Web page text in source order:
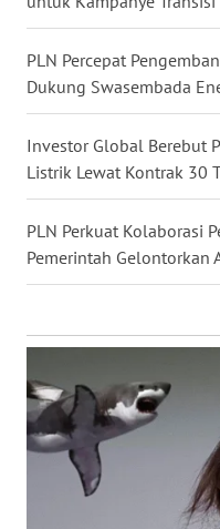
PLN Percepat
Dukung Swasembada
Investor Global Berebut
Listrik Lewat Kontrak 30
PLN Perkuat Kolaborasi
Pemerintah Gelontorkan
WN
MALUT
WN
DAIRI
WN
DANAU
TOBA
WN
WN
LANGKAT